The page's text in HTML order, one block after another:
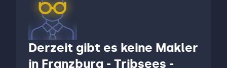
Derzeit gibt es keine Makler
in Franzburg - Tribsees -